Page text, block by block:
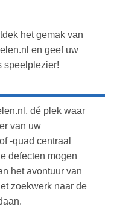
het gemak van
en geef uw
speelplezier!
dé plek waar
van uw
-quad centraal
defecten mogen
het avontuur van
zoekwerk naar de